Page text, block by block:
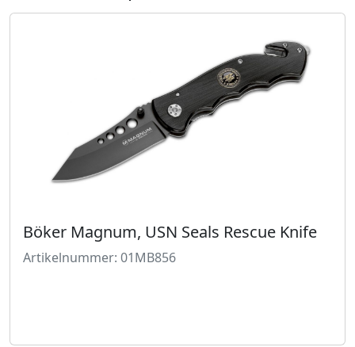
Böker Magnum, USN Seals Rescue Knife
Artikelnummer: 01MB856